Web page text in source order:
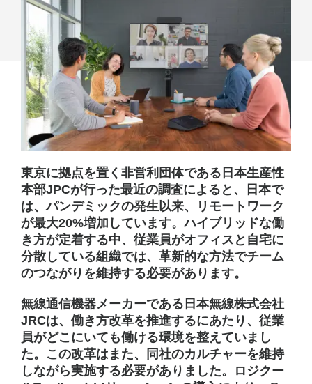
ー
メ
ー
シ
ョ
ン
を
実
現
東京に拠点を置く非営利団体である日本生産性
本部JPCが行った最近の調査によると、日本で
は、パンデミックの発生以来、リモートワーク
が最大20%増加しています。ハイブリッドな働
き方が定着する中、従業員がオフィスと自宅に
分散している組織では、革新的な方法でチーム
のつながりを維持する必要があります。
無線通信機器メーカーである日本無線株式会社
JRCは、働き方改革を推進するにあたり、従業
員がどこにいても働ける環境を整えていまし
た。この改革はまた、同社のカルチャーを維持
しながら実施する必要がありました。ロジクー